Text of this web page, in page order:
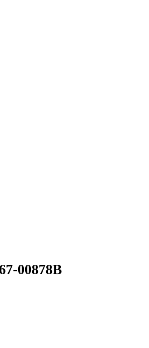
00878B